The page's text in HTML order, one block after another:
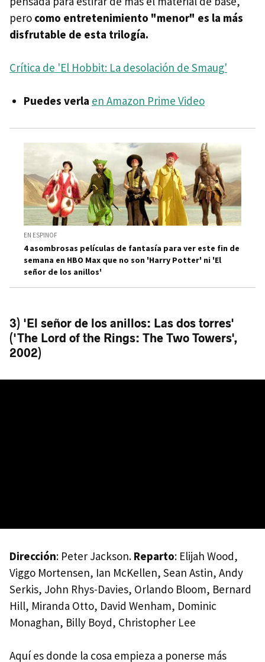
pero como entretenimiento "menor" es la más
disfrutable de esta trilogía.
Crítica de 'El Hobbit: La desolación de Smaug'
Puedes verla en Amazon Prime Video
EN ESPINOF
4 asombrosas películas de fantasía para ver este fin de
semana en HBO Max que no son 'Harry Potter' ni 'El
señor de los anillos'
3) 'El señor de los anillos: Las dos torres'
('The Lord of the Rings: The Two Towers',
2002)
Dirección: Peter Jackson. Reparto: Elijah Wood,
Viggo Mortensen, Ian McKellen, Sean Astin, Andy
Serkis, John Rhys-Davies, Orlando Bloom, Bernard
Hill, Miranda Otto, David Wenham, Dominic
Monaghan, Billy Boyd, Christopher Lee
Aquí es donde la cosa empieza a ponerse más